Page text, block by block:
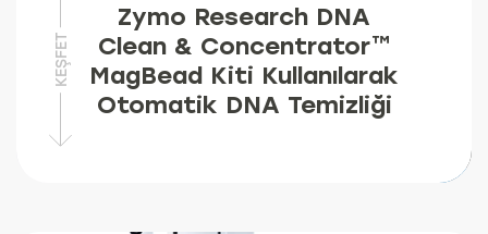
Zymo Research DNA
Clean & Concentrator™
MagBead Kiti Kullanılarak
Otomatik DNA Temizliği
KEŞFET